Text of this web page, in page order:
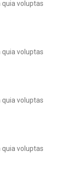
voluptas
voluptas
voluptas
voluptas